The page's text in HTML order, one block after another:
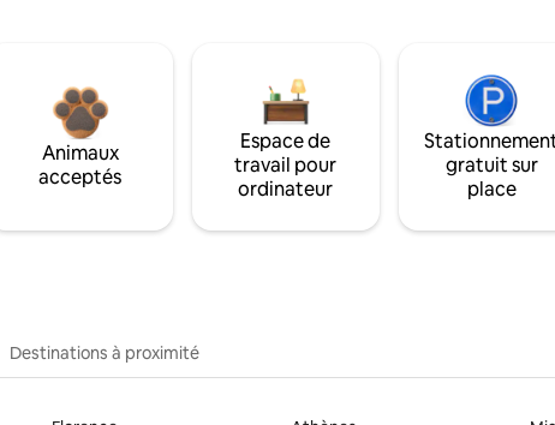
Animaux
acceptés
Espace de
travail pour
ordinateur
gratuit sur
place
Destinations à proximité